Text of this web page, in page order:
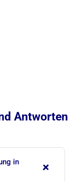
Antworten
in
+